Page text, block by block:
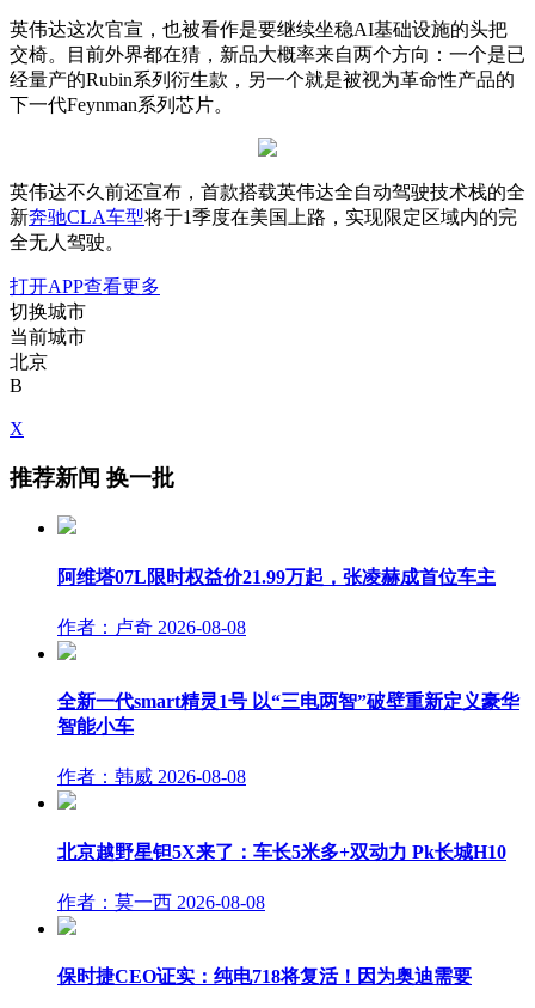
英伟达这次官宣，也被看作是要继续坐稳AI基础设施的头把
交椅。目前外界都在猜，新品大概率来自两个方向：一个是已
经量产的Rubin系列衍生款，另一个就是被视为革命性产品的
下一代Feynman系列芯片。
英伟达不久前还宣布，首款搭载英伟达全自动驾驶技术栈的全
新奔驰CLA车型将于1季度在美国上路，实现限定区域内的完
全无人驾驶。
打开APP查看更多
切换城市
当前城市
北京
B
X
推荐新闻 换一批
阿维塔07L限时权益价21.99万起，张凌赫成首位车主
作者：卢奇 2026-08-08
全新一代smart精灵1号 以“三电两智”破壁重新定义豪华
智能小车
作者：韩威 2026-08-08
北京越野星钽5X来了：车长5米多+双动力 Pk长城H10
作者：莫一西 2026-08-08
保时捷CEO证实：纯电718将复活！因为奥迪需要